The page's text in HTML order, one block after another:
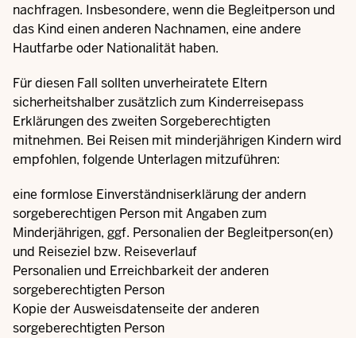
nachfragen. Insbesondere, wenn die Begleitperson und
das Kind einen anderen Nachnamen, eine andere
Hautfarbe oder Nationalität haben.
Für diesen Fall sollten unverheiratete Eltern
sicherheitshalber zusätzlich zum Kinderreisepass
Erklärungen des zweiten Sorgeberechtigten
mitnehmen. Bei Reisen mit minderjährigen Kindern wird
empfohlen, folgende Unterlagen mitzuführen:
eine formlose Einverständniserklärung der andern
sorgeberechtigen Person mit Angaben zum
Minderjährigen, ggf. Personalien der Begleitperson(en)
und Reiseziel bzw. Reiseverlauf
Personalien und Erreichbarkeit der anderen
sorgeberechtigten Person
Kopie der Ausweisdatenseite der anderen
sorgeberechtigten Person